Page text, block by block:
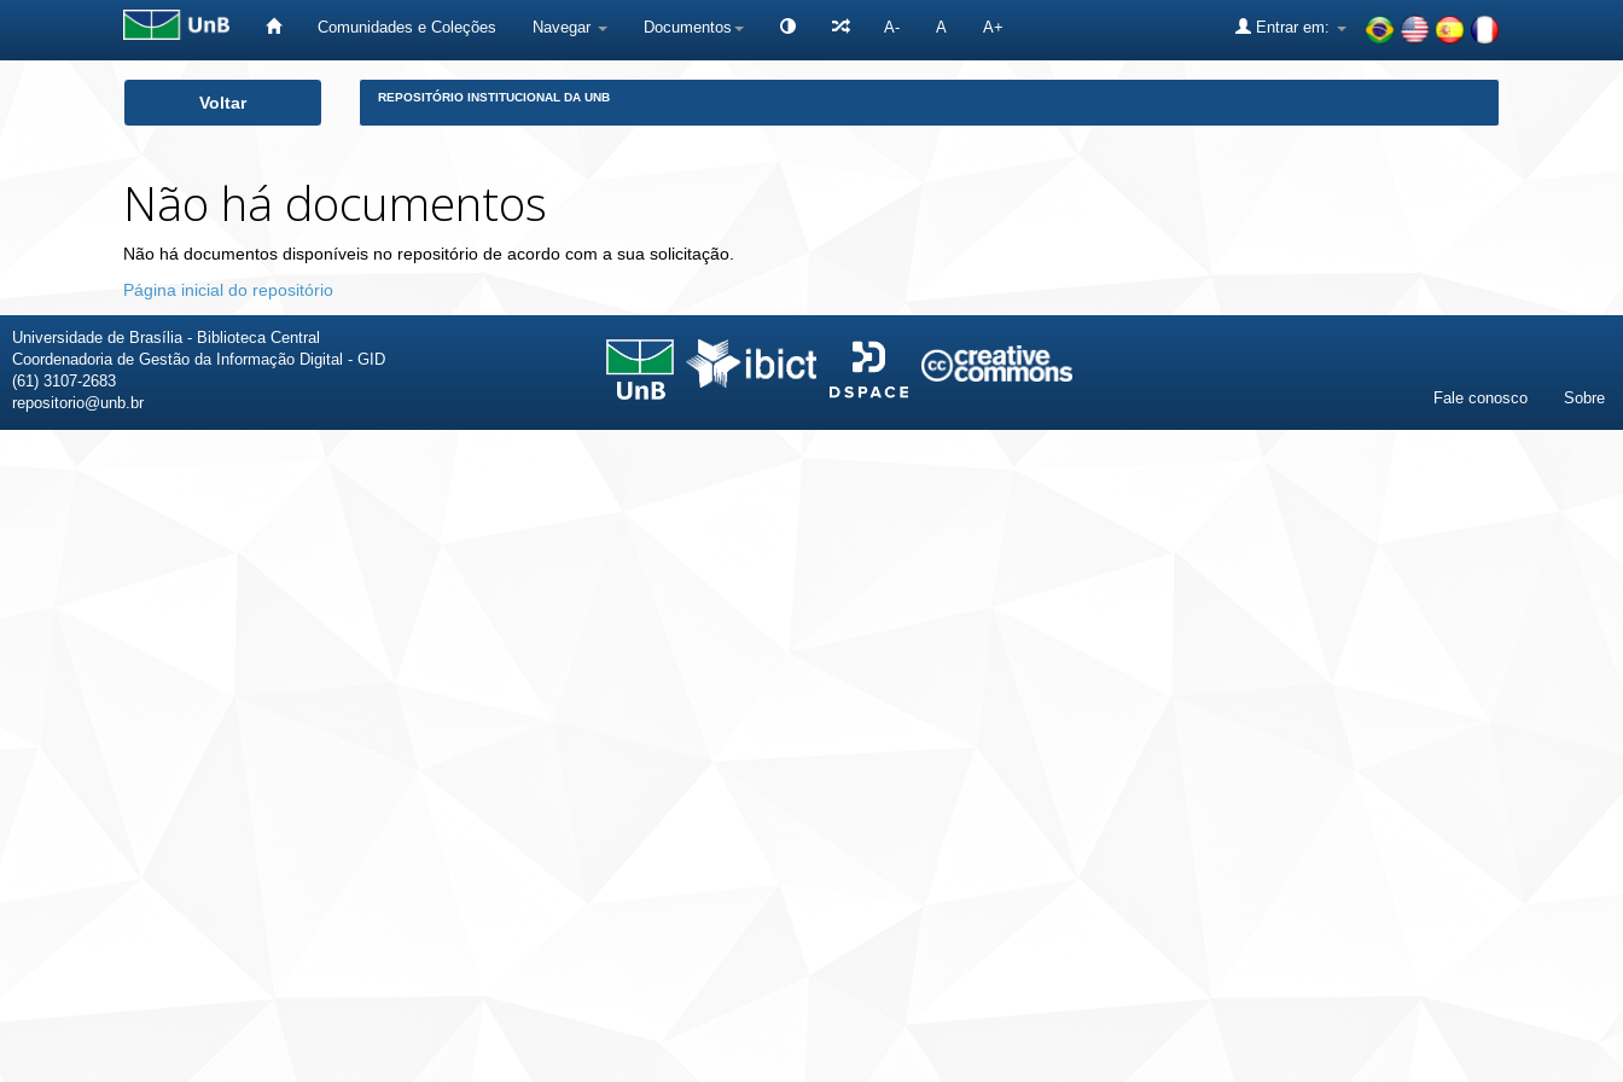
Comunidades e Coleções Navegar Documentos A- A A+ Entrar em:
Voltar REPOSITÓRIO INSTITUCIONAL DA UNB
Não há documentos
Não há documentos disponíveis no repositório de acordo com a sua solicitação.
Página inicial do repositório
Universidade de Brasília - Biblioteca Central
Coordenadoria de Gestão da Informação Digital - GID
(61) 3107-2683
repositorio@unb.br
Fale conosco Sobre